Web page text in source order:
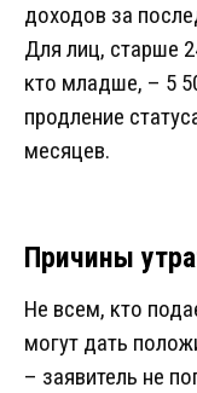
доходов за
Для лиц, старше
кто младше, – 5
продление
месяцев.
Причины
Не всем, кто
могут дать
– заявитель не